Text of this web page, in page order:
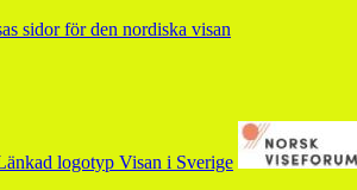
sidor för den nordiska visan